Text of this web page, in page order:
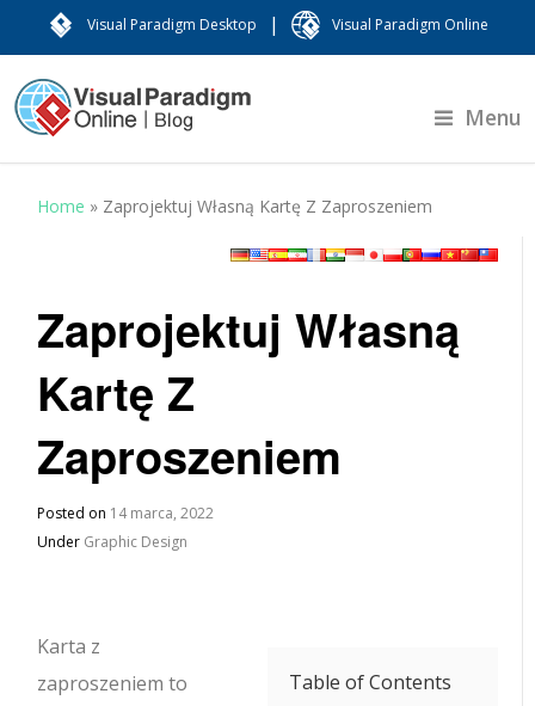
Visual Paradigm Desktop | Visual Paradigm Online
Menu
Home » Zaprojektuj Własną Kartę Z Zaproszeniem
Zaprojektuj Własną
Kartę Z
Zaproszeniem
Posted on 14 marca, 2022
Under Graphic Design
Table of Contents
Karta z
zaproszeniem to